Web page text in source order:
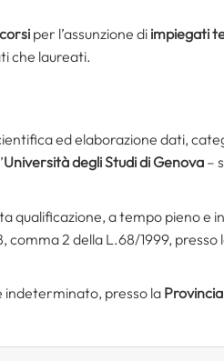
per l’assunzione di impiegati
che laureati.
ed elaborazione dati,
Università degli Studi di Genova–
qualificazione, a tempo pieno e
comma 2 della L.68/1999, presso
indeterminato, presso la